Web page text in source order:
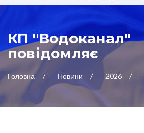
КП "Водоканал"
повідомляє
Головна Новини 2026